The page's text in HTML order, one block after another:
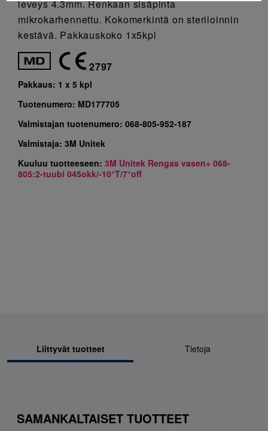
leveys 4.3mm. Renkaan sisäpinta
mikrokarhennettu. Kokomerkintä on steriloinnin
kestävä. Pakkauskoko 1x5kpl
2797
Pakkaus: 1 x 5 kpl
Tuotenumero: MD177705
Valmistajan tuotenumero: 068-805-952-187
Valmistaja: 3M Unitek
Kuuluu tuotteeseen: 3M Unitek Rengas vasen+ 068-
805:2-tuubi 045okk/-10°T/7°off
Liittyvät tuotteet Tietoja
SAMANKALTAISET TUOTTEET